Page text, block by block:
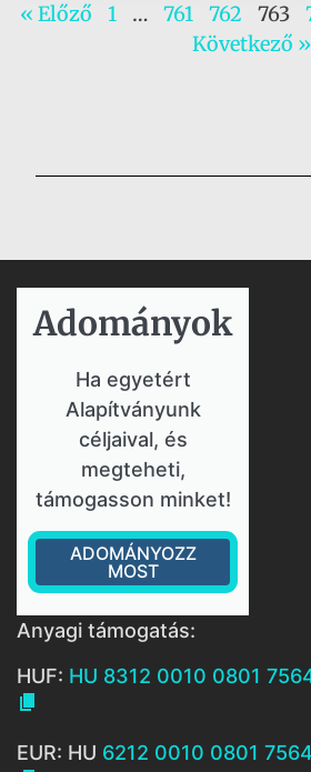
« Előző 1 … 761 762 763
Következő »
Adományok​
Ha egyetért
Alapítványunk
céljaival, és
megteheti,
támogasson minket!
ADOMÁNYOZZ
MOST
Anyagi támogatás:
HUF: HU 8312 0010 0801

EUR: HU 6212 0010 0801